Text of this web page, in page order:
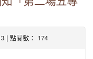
| 點閱數： 174